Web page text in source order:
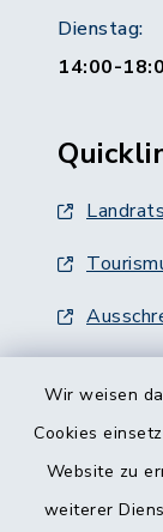
Wir weisen
Cookies
Website zu
weiterer
Dienstag:
14:00-